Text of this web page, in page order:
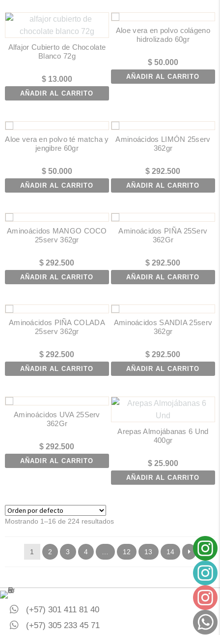
Alfajor Cubierto de Chocolate
Blanco 72g
$13.000
AÑADIR AL CARRITO
Aloe vera en polvo colágeno
hidrolizado 60gr
$50.000
AÑADIR AL CARRITO
Aloe vera en polvo té matcha y
jengibre 60gr
$50.000
AÑADIR AL CARRITO
Aminoácidos LIMÓN 25serv
362gr
$ 292.500
AÑADIR AL CARRITO
Aminoácidos MANGO COCO
25serv 362gr
$ 292.500
AÑADIR AL CARRITO
Aminoácidos PIÑA 25Serv
362Gr
$ 292.500
AÑADIR AL CARRITO
Aminoácidos PIÑA COLADA
25serv 362gr
$ 292.500
AÑADIR AL CARRITO
Aminoácidos SANDIA 25serv
362gr
$ 292.500
AÑADIR AL CARRITO
Aminoácidos UVA 25Serv
362Gr
$ 292.500
AÑADIR AL CARRITO
Arepas Almojábanas 6 Und
400gr
$25.900
AÑADIR AL CARRITO
Mostrando 1–16 de 224 resultados
1 2 3 4 12 13 14
(+57) 301 411 81 40
(+57) 305 233 45 71